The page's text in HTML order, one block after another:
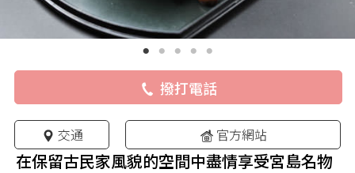
撥打電話
交通 官方網站
在保留古民家風貌的空間中盡情享受宮島名物